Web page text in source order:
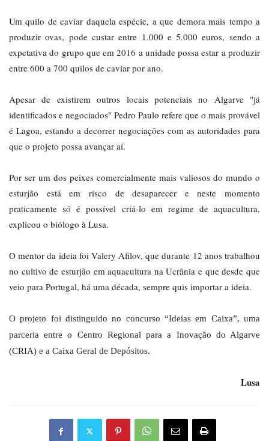
Um quilo de caviar daquela espécie, a que demora mais tempo a
produzir ovas, pode custar entre 1.000 e 5.000 euros, sendo a
expetativa do grupo que em 2016 a unidade possa estar a produzir
entre 600 a 700 quilos de caviar por ano.
Apesar de existirem outros locais potenciais no Algarve "já
identificados e negociados" Pedro Paulo refere que o mais provável
é Lagoa, estando a decorrer negociações com as autoridades para
que o projeto possa avançar aí.
Por ser um dos peixes comercialmente mais valiosos do mundo o
esturjão está em risco de desaparecer e neste momento
praticamente só é possível criá-lo em regime de aquacultura,
explicou o biólogo à Lusa.
O mentor da ideia foi Valery Afilov, que durante 12 anos trabalhou
no cultivo de esturjão em aquacultura na Ucrânia e que desde que
veio para Portugal, há uma década, sempre quis importar a ideia.
O projeto foi distinguido no concurso “Ideias em Caixa”, uma
parceria entre o Centro Regional para a Inovação do Algarve
(CRIA) e a Caixa Geral de Depósitos.
Lusa